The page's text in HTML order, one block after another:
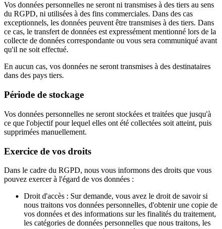
Vos données personnelles ne seront ni transmises à des tiers au sens
du RGPD, ni utilisées à des fins commerciales. Dans des cas
exceptionnels, les données peuvent être transmises à des tiers. Dans
ce cas, le transfert de données est expressément mentionné lors de la
collecte de données correspondante ou vous sera communiqué avant
qu'il ne soit effectué.
En aucun cas, vos données ne seront transmises à des destinataires
dans des pays tiers.
Période de stockage
Vos données personnelles ne seront stockées et traitées que jusqu'à
ce que l'objectif pour lequel elles ont été collectées soit atteint, puis
supprimées manuellement.
Exercice de vos droits
Dans le cadre du RGPD, nous vous informons des droits que vous
pouvez exercer à l'égard de vos données :
Droit d'accès : Sur demande, vous avez le droit de savoir si
nous traitons vos données personnelles, d'obtenir une copie de
vos données et des informations sur les finalités du traitement,
les catégories de données personnelles que nous traitons, les